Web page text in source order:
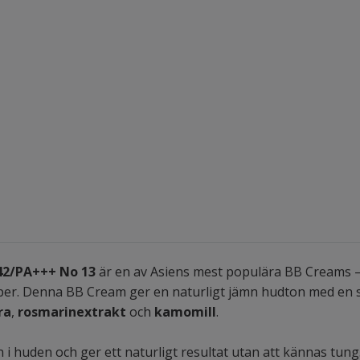
PA+++ No 13är en av Asiens mest populära BB
Denna BB Cream ger en naturligt jämn hudton med
, rosmarinextrakt och kamomill.
huden och ger ett naturligt resultat utan att kännas